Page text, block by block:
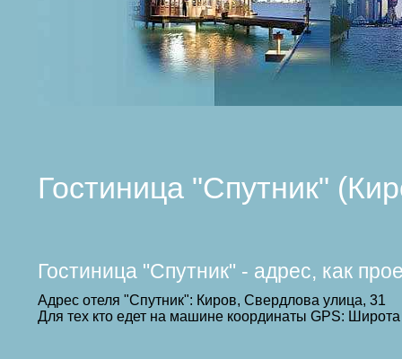
Гостиница "Спутник"
Гостиница "Спутник" - адрес, как
Адрес отеля "Спутник": Киров, Свердлова улица, 31
Для тех кто едет на машине координаты GPS: